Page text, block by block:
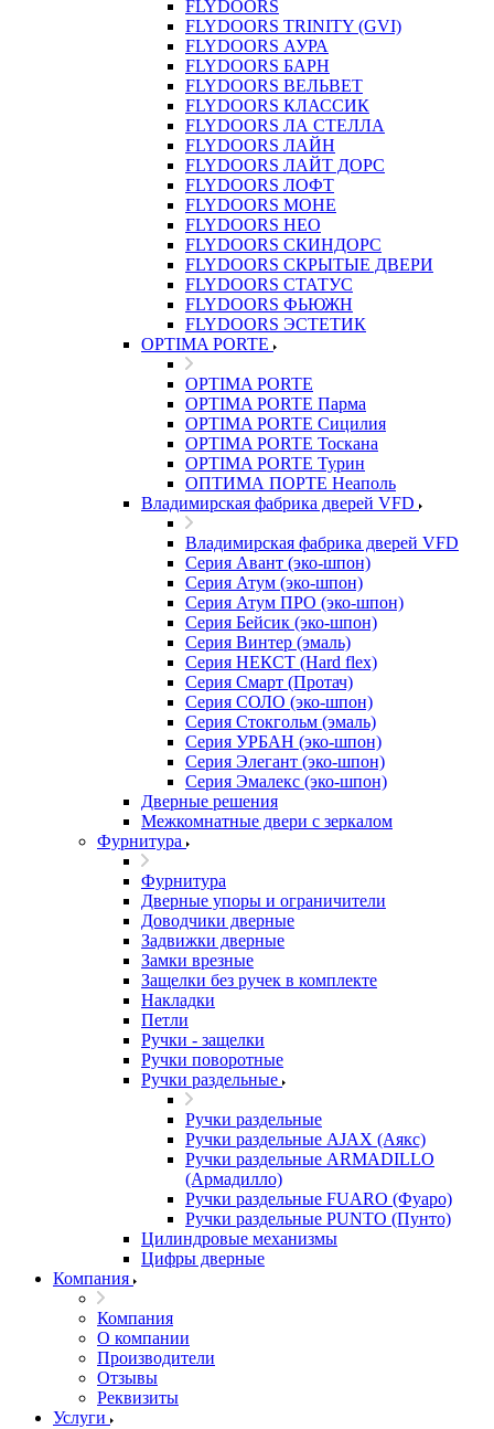
FLYDOORS
FLYDOORS TRINITY (GVI)
FLYDOORS АУРА
FLYDOORS БАРН
FLYDOORS ВЕЛЬВЕТ
FLYDOORS КЛАССИК
FLYDOORS ЛА СТЕЛЛА
FLYDOORS ЛАЙН
FLYDOORS ЛАЙТ ДОРС
FLYDOORS ЛОФТ
FLYDOORS МОНЕ
FLYDOORS НЕО
FLYDOORS СКИНДОРС
FLYDOORS СКРЫТЫЕ ДВЕРИ
FLYDOORS СТАТУС
FLYDOORS ФЬЮЖН
FLYDOORS ЭСТЕТИК
OPTIMA PORTE
OPTIMA PORTE
OPTIMA PORTE Парма
OPTIMA PORTE Сицилия
OPTIMA PORTE Тоскана
OPTIMA PORTE Турин
ОПТИМА ПОРТЕ Неаполь
Владимирская фабрика дверей VFD
Владимирская фабрика дверей VFD
Серия Авант (эко-шпон)
Серия Атум (эко-шпон)
Серия Атум ПРО (эко-шпон)
Серия Бейсик (эко-шпон)
Серия Винтер (эмаль)
Серия НЕКСТ (Hard flex)
Серия Смарт (Протач)
Серия СОЛО (эко-шпон)
Серия Стокгольм (эмаль)
Серия УРБАН (эко-шпон)
Серия Элегант (эко-шпон)
Серия Эмалекс (эко-шпон)
Дверные решения
Межкомнатные двери c зеркалом
Фурнитура
Фурнитура
Дверные упоры и ограничители
Доводчики дверные
Задвижки дверные
Замки врезные
Защелки без ручек в комплекте
Накладки
Петли
Ручки - защелки
Ручки поворотные
Ручки раздельные
Ручки раздельные
Ручки раздельные AJAX (Аякс)
Ручки раздельные ARMADILLO
(Армадилло)
Ручки раздельные FUARO (Фуаро)
Ручки раздельные PUNTO (Пунто)
Цилиндровые механизмы
Цифры дверные
Компания
Компания
О компании
Производители
Отзывы
Реквизиты
Услуги